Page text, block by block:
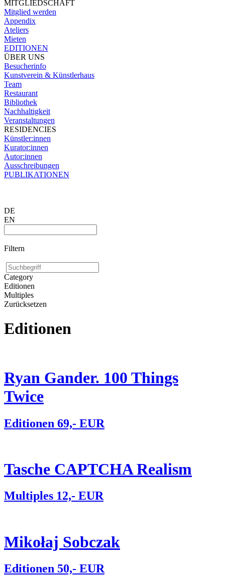
MITGLIEDSCHAFT
Mitglied werden
Appendix
Ateliers
Mieten
EDITIONEN
ÜBER UNS
Besucherinfo
Kunstverein & Künstlerhaus
Team
Restaurant
Bibliothek
Nachhaltigkeit
Veranstaltungen
RESIDENCIES
Künstler:innen
Kurator:innen
Autor:innen
Ausschreibungen
PUBLIKATIONEN
DE
EN
Filtern
Category
Editionen
Multiples
Zurücksetzen
Editionen
Ryan Gander. 100 Things
Twice
Editionen 69,- EUR
Tasche CAPTCHA Realism
Multiples 12,- EUR
Mikołaj Sobczak
Editionen 50,- EUR